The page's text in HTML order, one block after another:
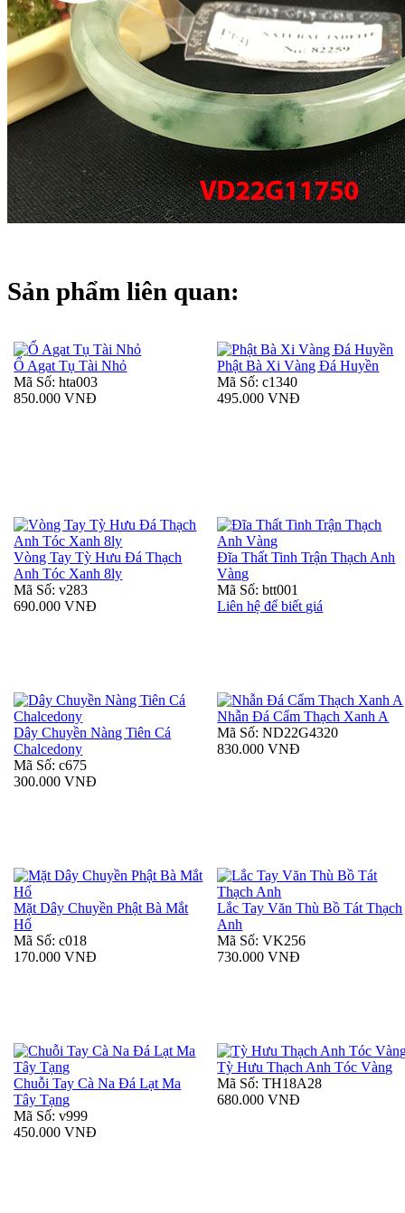
Sản phẩm liên quan:
Ổ Agat Tụ Tài Nhỏ
Mã Số: hta003
850.000 VNĐ
Phật Bà Xi Vàng Đá Huyền
Mã Số: c1340
495.000 VNĐ
Vòng Tay Tỳ Hưu Đá Thạch
Anh Tóc Xanh 8ly
Mã Số: v283
690.000 VNĐ
Đĩa Thất Tinh Trận Thạch Anh
Vàng
Mã Số: btt001
Liên hệ để biết giá
Dây Chuyền Nàng Tiên Cá
Chalcedony
Mã Số: c675
300.000 VNĐ
Nhẫn Đá Cẩm Thạch Xanh A
Mã Số: ND22G4320
830.000 VNĐ
Mặt Dây Chuyền Phật Bà Mắt
Hổ
Mã Số: c018
170.000 VNĐ
Lắc Tay Văn Thù Bồ Tát Thạch
Anh
Mã Số: VK256
730.000 VNĐ
Chuỗi Tay Cà Na Đá Lạt Ma
Tây Tạng
Mã Số: v999
450.000 VNĐ
Tỳ Hưu Thạch Anh Tóc Vàng
Mã Số: TH18A28
680.000 VNĐ